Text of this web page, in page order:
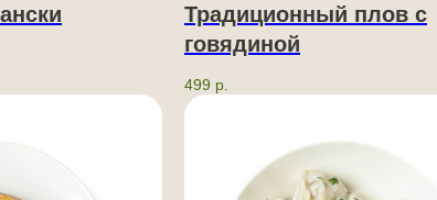
Традиционный плов с
говядиной
499 р.